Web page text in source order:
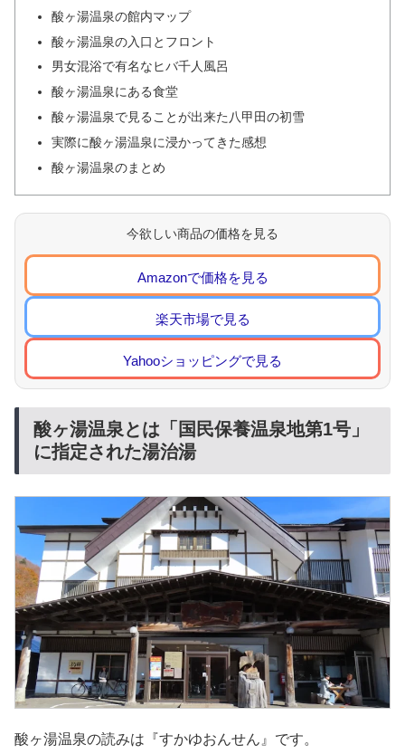
酸ヶ湯温泉の館内マップ
酸ヶ湯温泉の入口とフロント
男女混浴で有名なヒバ千人風呂
酸ヶ湯温泉にある食堂
酸ヶ湯温泉で見ることが出来た八甲田の初雪
実際に酸ヶ湯温泉に浸かってきた感想
酸ヶ湯温泉のまとめ
今欲しい商品の価格を見る
Amazonで価格を見る
楽天市場で見る
Yahooショッピングで見る
酸ヶ湯温泉とは「国民保養温泉地第1号」
に指定された湯治湯
酸ヶ湯温泉の読みは『すかゆおんせん』です。